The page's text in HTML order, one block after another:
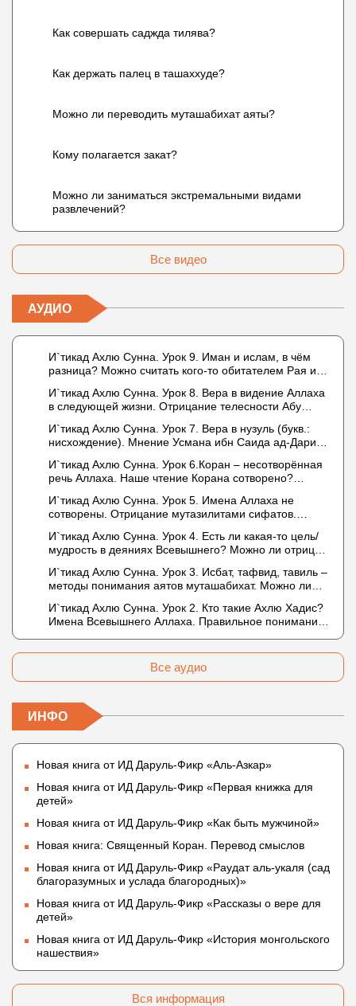
Как совершать саджда тилява?
Как держать палец в ташаххуде?
Можно ли переводить муташабихат аяты?
Кому полагается закат?
Можно ли заниматься экстремальными видами
развлечений?
Все видео
АУДИО
И`тикад Ахлю Сунна. Урок 9. Иман и ислам, в чём
разница? Можно считать кого-то обитателем Рая или
И`тикад Ахлю Сунна. Урок 8. Вера в видение Аллаха
в следующей жизни. Отрицание телесности Абу
Усмана ибн Саида ад-Дарими. Иман – это слова,
дела и познание
И`тикад Ахлю Сунна. Урок 7. Вера в нузуль (букв.:
нисхождение). Мнение Усмана ибн Саида ад-Дарими
описывается физическим движением?
И`тикад Ахлю Сунна. Урок 6.Коран – несотворённая
речь Аллаха. Наше чтение Корана сотворено?
И`тикад Ахлю Сунна. Урок 5. Имена Аллаха не
сотворены. Отрицание мутазилитами сифатов.
И`тикад Ахлю Сунна. Урок 4. Есть ли какая-то цель/
мудрость в деяниях Всевышнего? Можно ли отрицать
не пришло в Коране и Сунне? Концепция ибн
Таймийи
И`тикад Ахлю Сунна. Урок 3. Исбат, тафвид, тавиль –
методы понимания аятов муташабихат. Можно ли
Что означает утверждение сифата «биля кейфа»
(без образа)?
И`тикад Ахлю Сунна. Урок 2. Кто такие Ахлю Хадис?
Имена Всевышнего Аллаха. Правильное понимание
Все аудио
ИНФО
Новая книга от ИД Даруль-Фикр «Аль-Азкар»
Новая книга от ИД Даруль-Фикр «Первая книжка для
детей»
Новая книга от ИД Даруль-Фикр «Как быть мужчиной»
Новая книга: Священный Коран. Перевод смыслов
Новая книга от ИД Даруль-Фикр «Раудат аль-укаля (cад
благоразумных и услада благородных)»
Новая книга от ИД Даруль-Фикр «Рассказы о вере для
детей»
Новая книга от ИД Даруль-Фикр «История монгольского
нашествия»
Вся информация